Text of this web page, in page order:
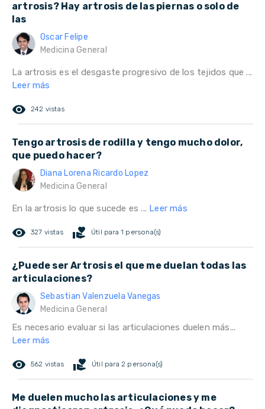
artrosis? Hay artrosis de las piernas o solo de
las
Oscar Felipe
Medicina General
La artrosis es el desgaste progresivo de los tejidos que ...
Leer más
remove_red_eye 242 vistas
Tengo artrosis de rodilla y tengo mucho dolor,
que puedo hacer?
Diana Lorena Ricardo Lopez
Medicina General
En la artrosis lo que sucede es ... Leer más
remove_red_eye 327 vistas volunteer_activism Útil para 1 persona(s)
¿Puede ser Artrosis el que me duelan todas las
articulaciones?
Sebastian Valenzuela Vanegas
Medicina General
Es necesario evaluar si las articulaciones duelen más...
Leer más
remove_red_eye 562 vistas volunteer_activism Útil para 2 persona(s)
Me duelen mucho las articulaciones y me